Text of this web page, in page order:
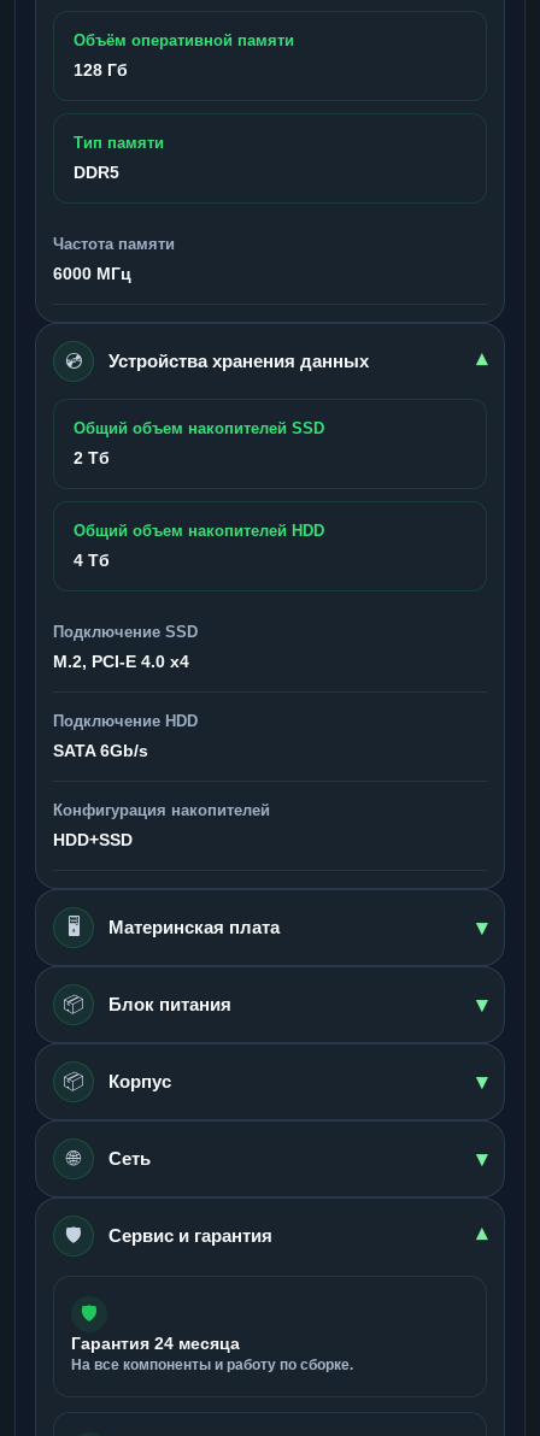
Объём оперативной памяти
128 Гб
Тип памяти
DDR5
Частота памяти
6000 МГц
💿 Устройства хранения данных ▾
Общий объем накопителей SSD
2 Тб
Общий объем накопителей HDD
4 Тб
Подключение SSD
M.2, PCI-E 4.0 x4
Подключение HDD
SATA 6Gb/s
Конфигурация накопителей
HDD+SSD
🖥️ Материнская плата ▾
📦 Блок питания ▾
📦 Корпус ▾
🌐 Сеть ▾
🛡️ Сервис и гарантия ▾
🛡️
Гарантия 24 месяца
На все компоненты и работу по сборке.